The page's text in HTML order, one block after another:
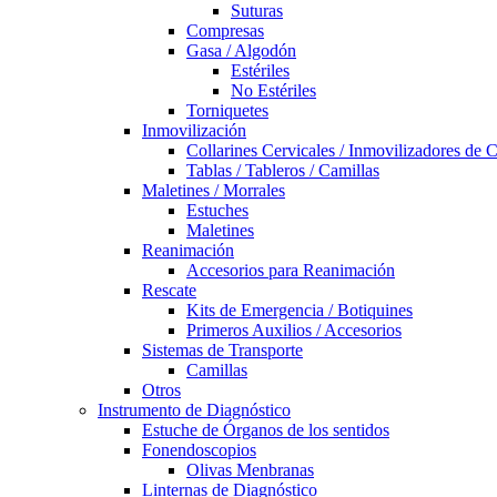
Suturas
Compresas
Gasa / Algodón
Estériles
No Estériles
Torniquetes
Inmovilización
Collarines Cervicales / Inmovilizadores de
Tablas / Tableros / Camillas
Maletines / Morrales
Estuches
Maletines
Reanimación
Accesorios para Reanimación
Rescate
Kits de Emergencia / Botiquines
Primeros Auxilios / Accesorios
Sistemas de Transporte
Camillas
Otros
Instrumento de Diagnóstico
Estuche de Órganos de los sentidos
Fonendoscopios
Olivas Menbranas
Linternas de Diagnóstico